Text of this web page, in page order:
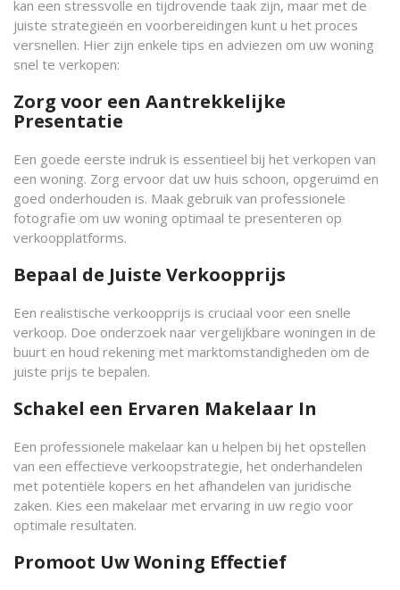
kan een stressvolle en tijdrovende taak zijn, maar met de
juiste strategieën en voorbereidingen kunt u het proces
versnellen. Hier zijn enkele tips en adviezen om uw woning
snel te verkopen:
Zorg voor een Aantrekkelijke
Presentatie
Een goede eerste indruk is essentieel bij het verkopen van
een woning. Zorg ervoor dat uw huis schoon, opgeruimd en
goed onderhouden is. Maak gebruik van professionele
fotografie om uw woning optimaal te presenteren op
verkoopplatforms.
Bepaal de Juiste Verkoopprijs
Een realistische verkoopprijs is cruciaal voor een snelle
verkoop. Doe onderzoek naar vergelijkbare woningen in de
buurt en houd rekening met marktomstandigheden om de
juiste prijs te bepalen.
Schakel een Ervaren Makelaar In
Een professionele makelaar kan u helpen bij het opstellen
van een effectieve verkoopstrategie, het onderhandelen
met potentiële kopers en het afhandelen van juridische
zaken. Kies een makelaar met ervaring in uw regio voor
optimale resultaten.
Promoot Uw Woning Effectief